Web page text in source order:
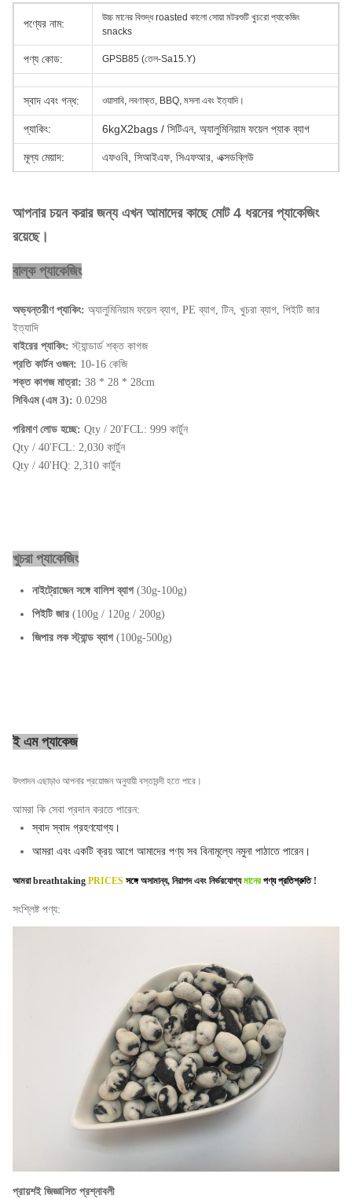
পণ্যের নাম:
উচ্চ মানের বিশুদ্ধ roasted কালো সোয়া মটরশুটি খুচরো প্যাকেজিং
snacks
পণ্য কোড: GPSB85 (তেল-Sa15.Y)
স্বাদ এবং গন্ধ: ওয়াসাবি, লবণাক্ত, BBQ, মসলা এবং ইত্যাদি।
প্যাকিং: 6kgX2bags / সিটিএন, অ্যালুমিনিয়াম ফয়েল প্যাক ব্যাগ
মূল্য মেয়াদ: এফওবি, সিআইএফ, সিএফআর, এক্সডব্লিউ
পোর্ট: সাংহাই
সর্বনিম্ন ক্রম:
একক দাম:
আপনার চয়ন করার জন্য এখন আমাদের কাছে মোট 4 ধরনের প্যাকেজিং
রয়েছে।
বাল্ক প্যাকেজিং
অভ্যন্তরীণ প্যাকিং: অ্যালুমিনিয়াম ফয়েল ব্যাগ, PE ব্যাগ, টিন, খুচরা ব্যাগ, পিইটি জার
ইত্যাদি
বাইরের প্যাকিং: স্ট্যান্ডার্ড শক্ত কাগজ
প্রতি কার্টন ওজন: 10-16 কেজি
শক্ত কাগজ মাত্রা: 38 * 28 * 28cm
সিবিএম (এম 3): 0.0298
পরিমাণ লোড হচ্ছে: Qty / 20'FCL: 999 কার্টুন
Qty / 40'FCL: 2,030 কার্টুন
Qty / 40'HQ: 2,310 কার্টুন
খুচরা প্যাকেজিং
নাইট্রোজেন সঙ্গে বালিশ ব্যাগ(30g-100g)
পিইটি জার (100g / 120g / 200g)
জিপার লক স্ট্যান্ড ব্যাগ(100g-500g)
ই এম প্যাকেজ
উৎপাদন এছাড়াও আপনার প্রয়োজন অনুযায়ী বস্তাবন্দী হতে পারে।
আমরা কি সেবা প্রদান করতে পারেন:
স্বাদ স্বাদ গ্রহণযোগ্য।
আমরা এবং একটি ক্রয় আগে আমাদের পণ্য সব বিনামূল্যে নমুনা পাঠাতে পারেন।
আমরা breathtaking PRICES সঙ্গে অসামান্য, নিরাপদ এবং নির্ভরযোগ্য মানেরপণ্য প্রতিশ্রুতি !
সংশ্লিষ্ট পণ্য:
প্রায়শই জিজ্ঞাসিত প্রশ্নাবলী